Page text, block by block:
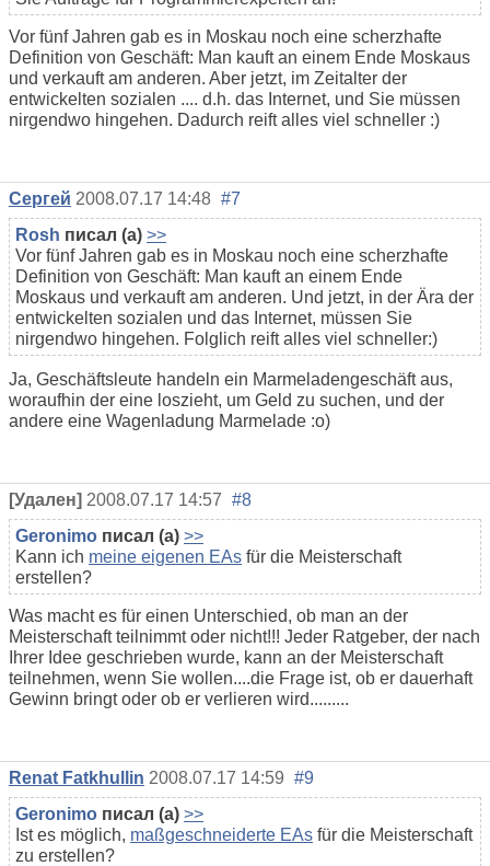
Vor fünf Jahren gab es in Moskau noch eine scherzhafte
Definition von Geschäft: Man kauft an einem Ende Moskaus
und verkauft am anderen. Aber jetzt, im Zeitalter der
entwickelten sozialen .... d.h. das Internet, und Sie müssen
nirgendwo hingehen. Dadurch reift alles viel schneller :)
Сергей 2008.07.17 14:48 #7
Rosh писал (а) >>
Vor fünf Jahren gab es in Moskau noch eine scherzhafte
Definition von Geschäft: Man kauft an einem Ende
Moskaus und verkauft am anderen. Und jetzt, in der Ära der
entwickelten sozialen und das Internet, müssen Sie
nirgendwo hingehen. Folglich reift alles viel schneller:)
Ja, Geschäftsleute handeln ein Marmeladengeschäft aus,
woraufhin der eine loszieht, um Geld zu suchen, und der
andere eine Wagenladung Marmelade :o)
[Удален] 2008.07.17 14:57 #8
Geronimo писал (а) >>
Kann ich meine eigenen EAs für die Meisterschaft
erstellen?
Was macht es für einen Unterschied, ob man an der
Meisterschaft teilnimmt oder nicht!!! Jeder Ratgeber, der nach
Ihrer Idee geschrieben wurde, kann an der Meisterschaft
teilnehmen, wenn Sie wollen....die Frage ist, ob er dauerhaft
Gewinn bringt oder ob er verlieren wird.........
Renat Fatkhullin 2008.07.17 14:59 #9
Geronimo писал (а) >>
Ist es möglich, maßgeschneiderte EAs für die Meisterschaft
zu erstellen?